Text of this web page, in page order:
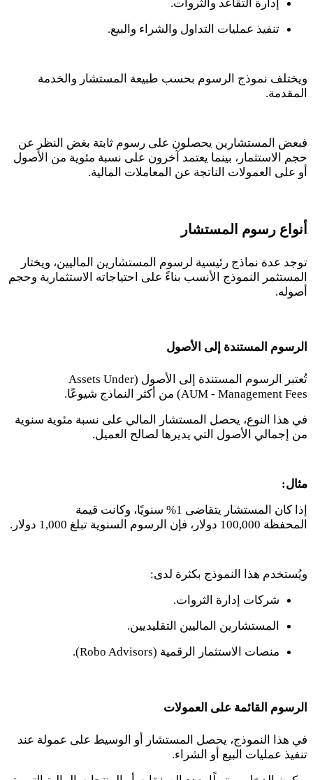
إدارة التقاعد والثروات.
تنفيذ عمليات التداول والشراء والبيع.
ويختلف نموذج الرسوم بحسب طبيعة المستشار والخدمة
المقدمة.
فبعض المستشارين يحصلون على رسوم ثابتة بغض النظر عن
حجم الاستثمار، بينما يعتمد آخرون على نسبة مئوية من الأصول
أو على العمولات الناتجة عن المعاملات المالية.
أنواع رسوم المستشار
توجد عدة نماذج رئيسية لرسوم المستشارين الماليين، ويختار
المستثمر النموذج الأنسب بناءً على احتياجاته الاستثمارية وحجم
أصوله.
الرسوم المستندة إلى الأصول
تُعتبر الرسوم المستندة إلى الأصول (Assets Under
Management Fees
-
AUM) من أكثر النماذج شيوعًا.
في هذا النوع، يحصل المستشار المالي على نسبة مئوية سنوية
من إجمالي الأصول التي يديرها لصالح العميل.
مثال:
إذا كان المستشار يتقاضى 1% سنويًا، وكانت قيمة
المحفظة 100,000 دولار، فإن الرسوم السنوية تبلغ 1,000 دولار.
ويُستخدم هذا النموذج بكثرة لدى:
شركات إدارة الثروات.
المستشارين الماليين التقليديين.
منصات الاستثمار الرقمية (Robo Advisors
).
الرسوم القائمة على العمولات
في هذا النموذج، يحصل المستشار أو الوسيط على عمولة عند
تنفيذ عمليات البيع أو الشراء.